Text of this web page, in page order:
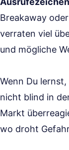
Breakaway
verraten viel
und mögliche
Wenn Du
nicht blind in
Markt
wo droht